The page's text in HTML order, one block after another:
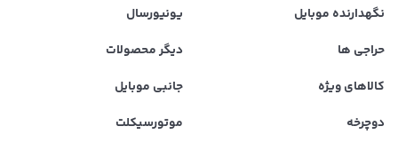
نگهدارنده موبایل
یونیورسال
حراجی ها
دیگر محصولات
کالاهای ویژه
جانبی موبایل
دوچرخه
موتورسیکلت